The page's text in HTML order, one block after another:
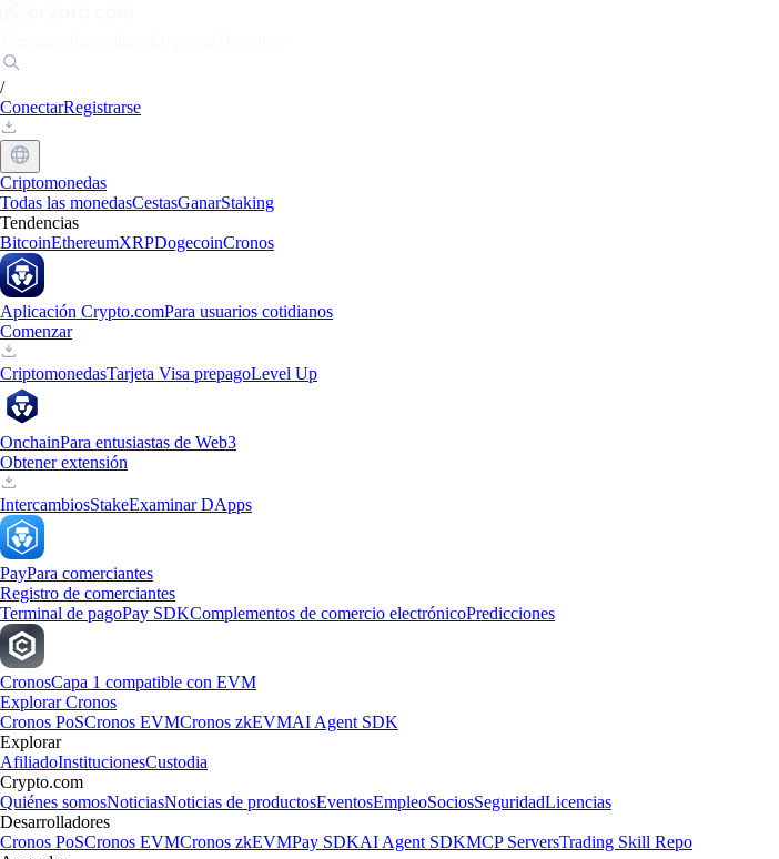
/
ConectarRegistrarse
Criptomonedas
Todas las monedasCestasGanarStaking
Tendencias
BitcoinEthereumXRPDogecoinCronos
Aplicación Crypto.comPara usuarios cotidianos
Comenzar
CriptomonedasTarjeta Visa prepagoLevel Up
OnchainPara entusiastas de Web3
Obtener extensión
IntercambiosStakeExaminar DApps
PayPara comerciantes
Registro de comerciantes
Terminal de pagoPay SDKComplementos de comercio electrónicoPredicciones
CronosCapa 1 compatible con EVM
Explorar Cronos
Cronos PoSCronos EVMCronos zkEVMAI Agent SDK
Explorar
AfiliadoInstitucionesCustodia
Crypto.com
Quiénes somosNoticiasNoticias de productosEventosEmpleoSociosSeguridadLicencias
Desarrolladores
Cronos PoSCronos EVMCronos zkEVMPay SDKAI Agent SDKMCP ServersTrading Skill Repo